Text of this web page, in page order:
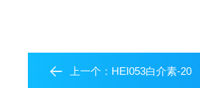
上一个： HEI053白介素-20